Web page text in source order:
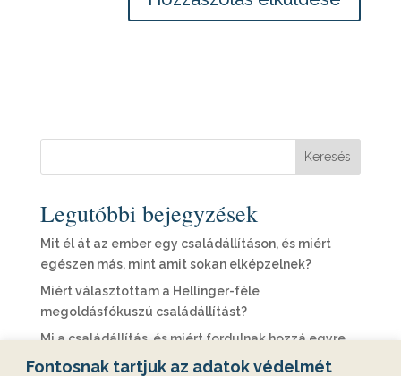
Fontosnak tartjuk az adatok védelmét
Keresés
Legutóbbi bejegyzések
Mit él át az ember egy családállításon, és miért
egészen más, mint amit sokan elképzelnek?
Miért választottam a Hellinger-féle
megoldásfókuszú családállítást?
Mi a családállítás, és miért fordulnak hozzá egyre
többen?